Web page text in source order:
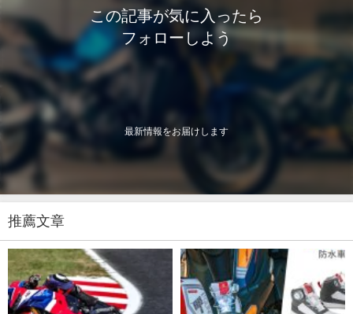
この記事が気に入ったら
フォローしよう
最新情報をお届けします
推薦文章